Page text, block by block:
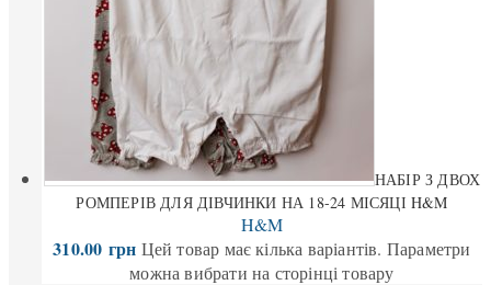
НАБІР З ДВОХ
РОМПЕРІВ ДЛЯ ДІВЧИНКИ НА 18-24 МІСЯЦІ H&M
H&M
310.00 грн Цей товар має кілька варіантів. Параметри
можна вибрати на сторінці товару